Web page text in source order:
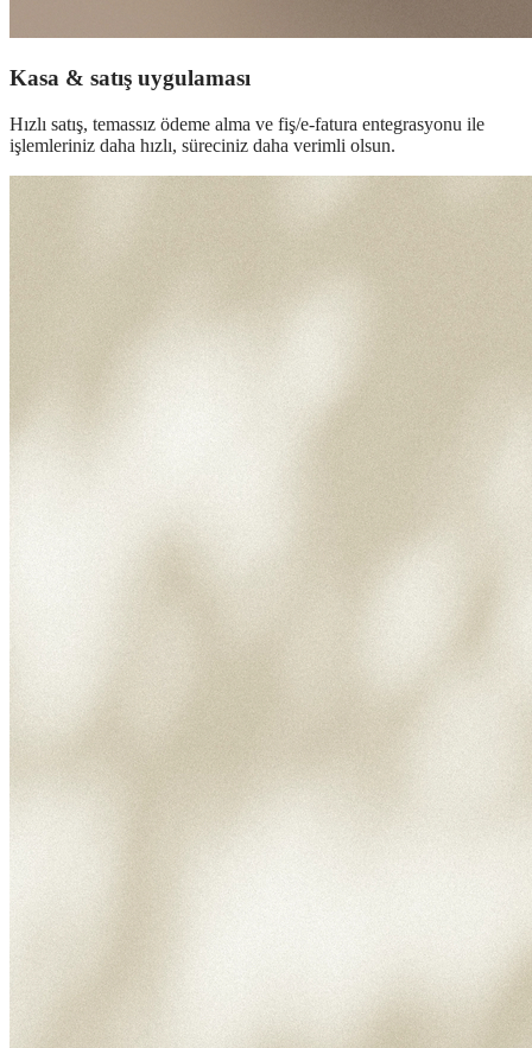
Kasa & satış uygulaması
Hızlı satış, temassız ödeme alma ve fiş/e-fatura entegrasyonu ile
işlemleriniz daha hızlı, süreciniz daha verimli olsun.